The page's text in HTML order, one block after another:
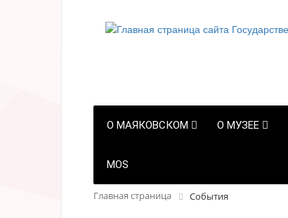
О МАЯКОВСКОМ О МУЗЕЕ
MOS
Главная страница События